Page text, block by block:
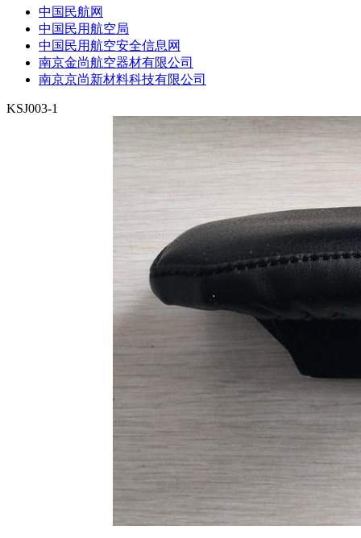
中国民航网
中国民用航空局
中国民用航空安全信息网
南京金尚航空器材有限公司
南京京尚新材料科技有限公司
KSJ003-1